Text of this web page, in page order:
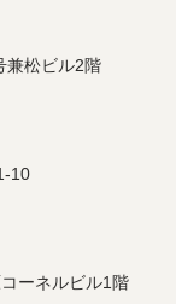
兼松ビル2階
10
ーネルビル1階